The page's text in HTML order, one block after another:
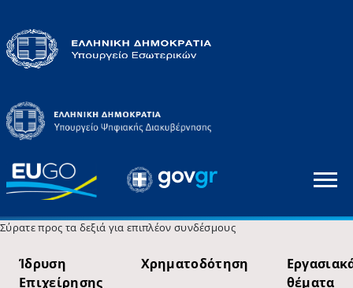
Σύρατε προς τα δεξιά για επιπλέον συνδέσμους
Ίδρυση
Επιχείρησης
Χρηματοδότηση
θέματα